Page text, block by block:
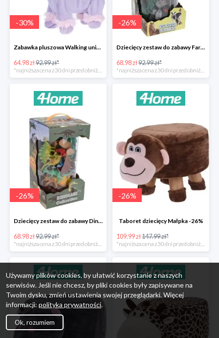
-30%
Zabawka pluszowa Walking unicorn -30%
64.98 zł92.99 zł*
*najniższa cena z 30 dni przed obniżką
-26%
Dziecięcy zestaw do zabawy Farm animals Collection -26%
68.98 zł92.99 zł*
*najniższa cena z 30 dni przed obniżką
-26%
Dziecięcy zestaw do zabawy Dinosaur Collection -26%
68.98 zł92.99 zł*
-26%
Taboret dziecięcy Małpka -26%
109.99 zł147.99 zł*
Używamy plików cookies, by ułatwić korzystanie z naszych
serwisów. Jeśli nie chcesz, by pliki cookies były zapisywane na
Twoim dysku, zmień ustawienia swojej przeglądarki. Więcej
informacji: polityka prywatności.
Ok, rozumiem